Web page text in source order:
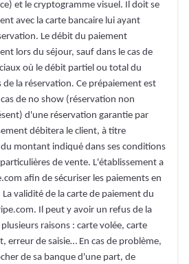
et le cryptogramme visuel. Il doit se
avec la carte bancaire lui ayant
Le débit du paiement
lors du séjour, sauf dans le cas de
où le débit partiel ou total du
la réservation. Ce prépaiement est
de no show (réservation non
d'une réservation garantie par
débitera le client, à titre
montant indiqué dans ses conditions
de vente. L'établissement a
afin de sécuriser les paiements en
validité de la carte de paiement du
Il peut y avoir un refus de la
raisons : carte volée, carte
erreur de saisie… En cas de problème,
de sa banque d'une part, de